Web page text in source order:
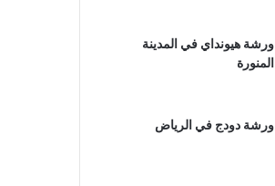
ورشة هيونداي في المدينة
المنورة
ورشة دودج في الرياض